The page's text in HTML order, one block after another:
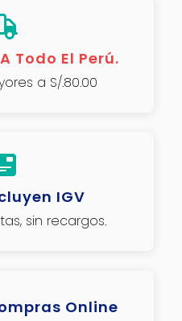
Todo El Perú.
a S/.80.00
IGV
sin recargos.
Online